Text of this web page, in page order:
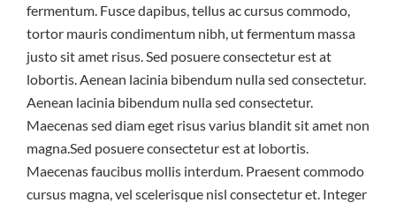
fermentum. Fusce dapibus, tellus ac cursus commodo,
tortor mauris condimentum nibh, ut fermentum massa
justo sit amet risus. Sed posuere consectetur est at
lobortis. Aenean lacinia bibendum nulla sed consectetur.
Aenean lacinia bibendum nulla sed consectetur.
Maecenas sed diam eget risus varius blandit sit amet non
magna.Sed posuere consectetur est at lobortis.
Maecenas faucibus mollis interdum. Praesent commodo
cursus magna, vel scelerisque nisl consectetur et. Integer